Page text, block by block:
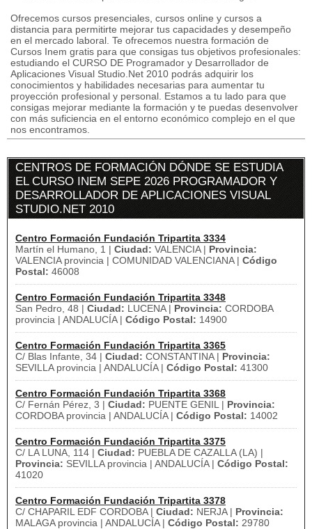
Ofrecemos cursos presenciales, cursos online y cursos a
distancia para permitirte mejorar tus capacidades y desempeño
en el mercado laboral. Te ofrecemos nuestra formación de
Cursos Inem gratis para que consigas tus objetivos profesionales:
estudiando el CURSO DE Programador y Desarrollador de
Aplicaciones Visual Studio.Net 2010 podrás adquirir los
conocimientos y habilidades necesarias para aumentar tu
proyección profesional y personal. Estamos a tu lado para que
consigas mejorar mediante la formación y te puedas desenvolver
con más suficiencia en el entorno económico complejo en el que
nos encontramos.
CENTROS DE FORMACIÓN DÓNDE SE ESTUDIA
EL CURSO INEM SEPE 2026 PROGRAMADOR Y
DESARROLLADOR DE APLICACIONES VISUAL
STUDIO.NET 2010
Centro Formación Fundación Tripartita 3334
Martín el Humano, 1 | Ciudad: VALENCIA | Provincia:
VALENCIA provincia | COMUNIDAD VALENCIANA | Código
Postal: 46008
Centro Formación Fundación Tripartita 3348
San Pedro, 48 | Ciudad: LUCENA | Provincia: CORDOBA
provincia | ANDALUCÍA | Código Postal: 14900
Centro Formación Fundación Tripartita 3365
C/ Blas Infante, 34 | Ciudad: CONSTANTINA | Provincia:
SEVILLA provincia | ANDALUCÍA | Código Postal: 41300
Centro Formación Fundación Tripartita 3368
C/ Fernán Pérez, 3 | Ciudad: PUENTE GENIL | Provincia:
CORDOBA provincia | ANDALUCÍA | Código Postal: 14002
Centro Formación Fundación Tripartita 3375
C/ LA LUNA, 114 | Ciudad: PUEBLA DE CAZALLA (LA) |
Provincia: SEVILLA provincia | ANDALUCÍA | Código Postal:
41020
Centro Formación Fundación Tripartita 3378
C/ CHAPARIL EDF CORDOBA | Ciudad: NERJA | Provincia:
MALAGA provincia | ANDALUCÍA | Código Postal: 29780